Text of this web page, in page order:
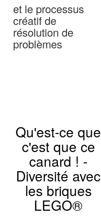
et le processus
créatif de
résolution de
problèmes
Qu'est-ce que
c'est que ce
canard ! -
Diversité avec
les briques
LEGO®